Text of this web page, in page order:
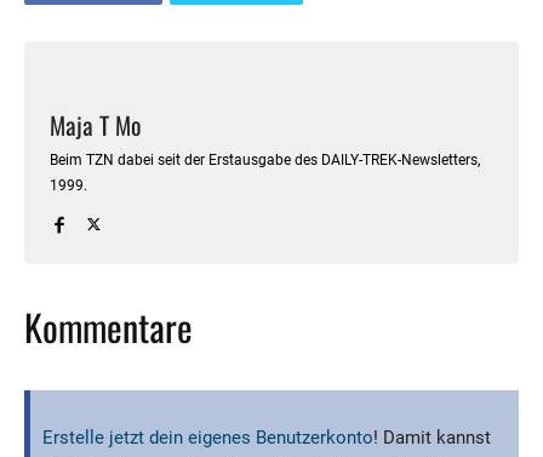
Maja T Mo
Beim TZN dabei seit der Erstausgabe des DAILY-TREK-Newsletters,
1999.
Kommentare
Erstelle jetzt dein eigenes Benutzerkonto! Damit kannst